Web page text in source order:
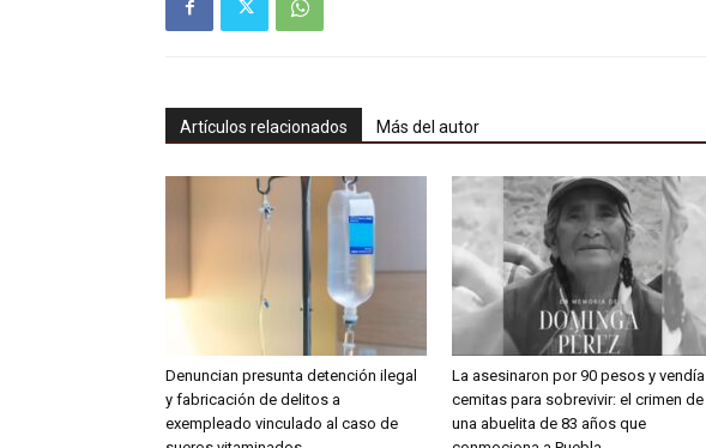
Artículos relacionados Más del autor
Denuncian presunta detención ilegal
y fabricación de delitos a
exempleado vinculado al caso de
La asesinaron por 90 pesos y vendía
cemitas para sobrevivir: el crimen de
una abuelita de 83 años que